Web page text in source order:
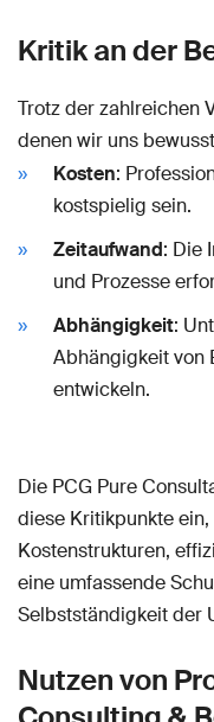
Kritik an der
Trotz der zahlreichen
denen wir uns
Kosten:
kostspielig sein.
Zeitaufwand: Die
und Prozesse
Abhängigkeit:
Abhängigkeit von
entwickeln.
Die PCG Pure
diese Kritikpunkte
Kostenstrukturen,
eine umfassende
Selbstständigkeit der
Nutzen von